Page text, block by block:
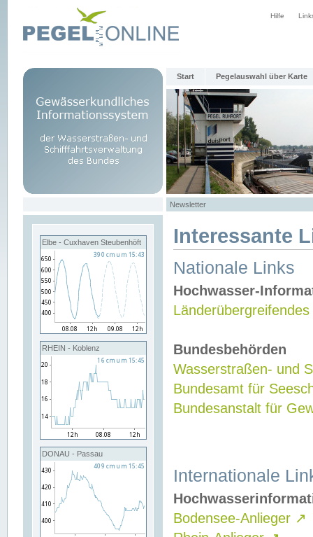
Hilfe
Start Pegelauswahl über Karte
Newsletter
Elbe - Cuxhaven Steubenhöft
RHEIN - Koblenz
DONAU - Passau
Interessante
Nationale Links
Hochwasser-
Bundesbehörden
Wasserstraßen- und
Bundesamt für
Bundesanstalt für
Internationale
Bodensee-Anlieger ↗